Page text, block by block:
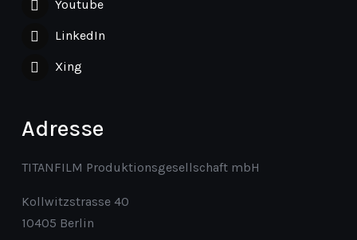
Youtube
LinkedIn
Xing
Adresse
TITANFILM Produktionsgesellschaft mbH
Kollwitzstrasse 40
10405 Berlin